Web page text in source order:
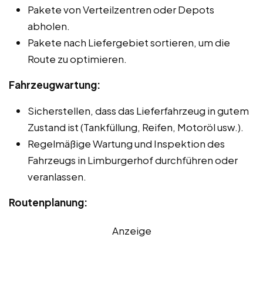
Pakete von Verteilzentren oder Depots
abholen.
Pakete nach Liefergebiet sortieren, um die
Route zu optimieren.
Fahrzeugwartung:
Sicherstellen, dass das Lieferfahrzeug in gutem
Zustand ist (Tankfüllung, Reifen, Motoröl usw.).
Regelmäßige Wartung und Inspektion des
Fahrzeugs in Limburgerhof durchführen oder
veranlassen.
Routenplanung:
Anzeige